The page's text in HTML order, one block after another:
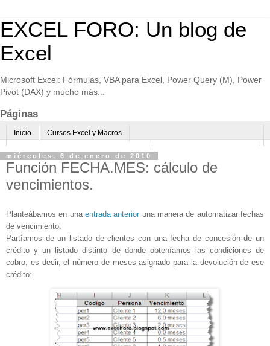
EXCEL FORO: Un blog de
Excel
Microsoft Excel: Fórmulas, VBA para Excel, Power Query (M), Power
Pivot (DAX) y mucho más...
Páginas
Inicio Cursos Excel y Macros
Excel Avanzado online-Microsoft Teams
Normas de uso Algo sobre mi
miércoles, 6 de enero de 2010
Función FECHA.MES: cálculo de
vencimientos.
Planteábamos en una entrada anterior una manera de automatizar fechas
de vencimiento.
Partíamos de un listado de clientes con una fecha de concesión de un
crédito y un listado distinto de donde obteníamos las condiciones de
cobro, es decir, el número de meses asignado para la devolución de ese
crédito: